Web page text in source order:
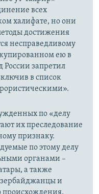
всех
халифате, но они
достижения
несправедливому
ею в
России запретил
в список
по «делу
их преследование
признаку.
по этому делу
органами –
а также
и
происхождения,